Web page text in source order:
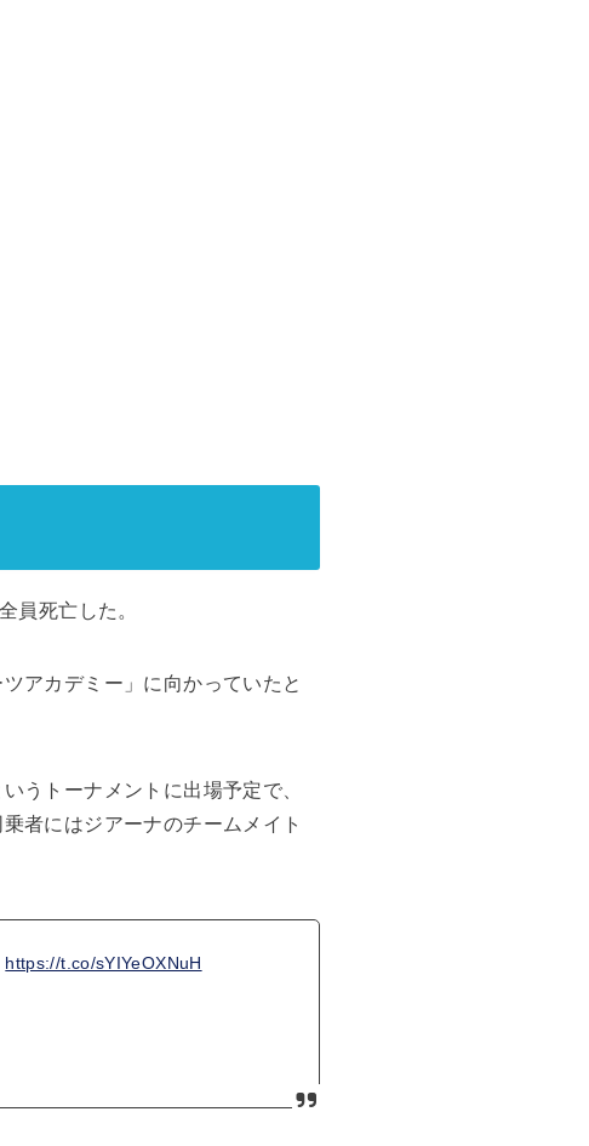
員死亡した。
アカデミー」に向かっていたと
うトーナメントに出場予定で、
者にはジアーナのチームメイト
https://t.co/sYIYeOXNuH